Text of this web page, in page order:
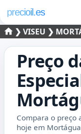
precioil.es
❯VISEU ❯
Preço
Compara o preço
hoje em